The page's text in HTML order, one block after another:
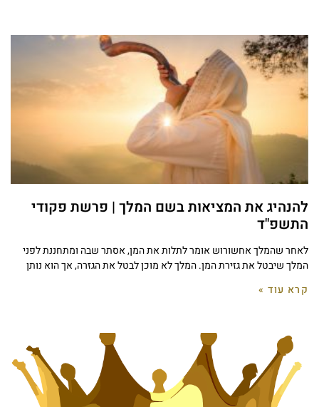
להנהיג את המציאות בשם המלך | פרשת פקודי
התשפ"ד
לאחר שהמלך אחשורוש אומר לתלות את המן, אסתר שבה ומתחננת לפני
המלך שיבטל את גזירת המן. המלך לא מוכן לבטל את הגזרה, אך הוא נותן
קרא עוד »